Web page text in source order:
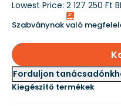
Lowest Price: 2 127 250 Ft
Szabványnak való
Forduljon
Kiegészítő termékek